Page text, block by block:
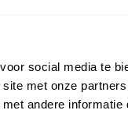
social media te
met onze
andere informatie
30 juni 2026